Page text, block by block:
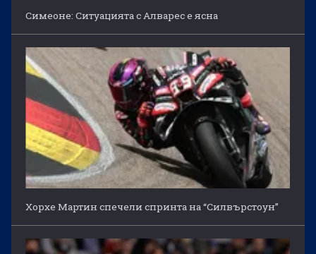
Симеоне: Ситуацията с Алварес е ясна
Хорхе Мартин спечели спринта на “Силвърстоун”